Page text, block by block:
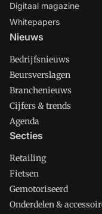
Digitaal magazine
Whitepapers
Nieuws
Bedrijfsnieuws
Beursverslagen
Branchenieuws
Cijfers & trends
Agenda
Secties
Retailing
Fietsen
Gemotoriseerd
Onderdelen &